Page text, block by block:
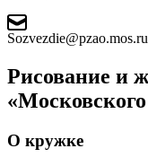
Sozvezdie@pzao.mos.ru
Рисование и
О кружке